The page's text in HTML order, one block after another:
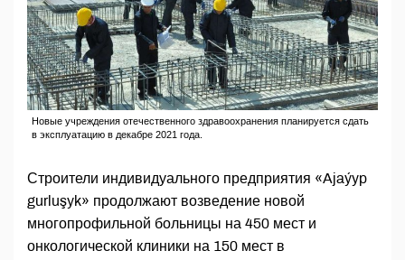
Новые учреждения отечественного здравоохранения планируется сдать
в эксплуатацию в декабре 2021 года.
Строители индивидуального предприятия «Ajaýyp
gurluşyk» продолжают возведение новой
многопрофильной больницы на 450 мест и
онкологической клиники на 150 мест в